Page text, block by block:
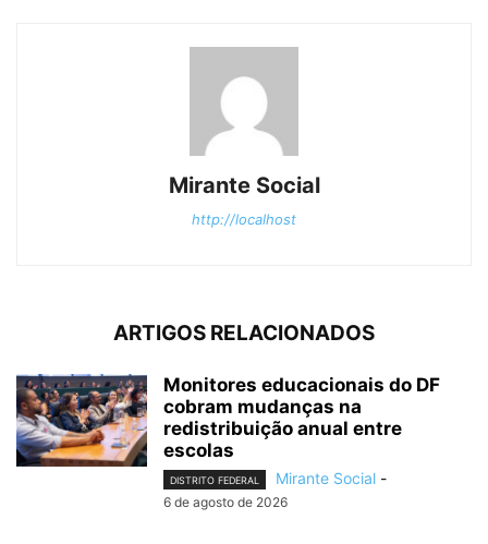
Mirante Social
http://localhost
ARTIGOS RELACIONADOS
Monitores educacionais do DF
cobram mudanças na
redistribuição anual entre
escolas
DISTRITO FEDERAL Mirante Social -
6 de agosto de 2026